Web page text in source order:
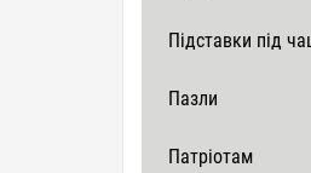
Підставки під
Пазли
Патріотам